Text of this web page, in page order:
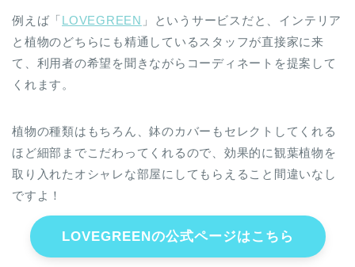
例えば「LOVEGREEN 」というサービスだと、インテリア
と植物のどちらにも精通しているスタッフが直接家に来
て、利用者の希望を聞きながらコーディネートを提案して
くれます。
植物の種類はもちろん、鉢のカバーもセレクトしてくれる
ほど細部までこだわってくれるので、効果的に観葉植物を
取り入れたオシャレな部屋にしてもらえること間違いなし
ですよ！
LOVEGREENの公式ページはこちら